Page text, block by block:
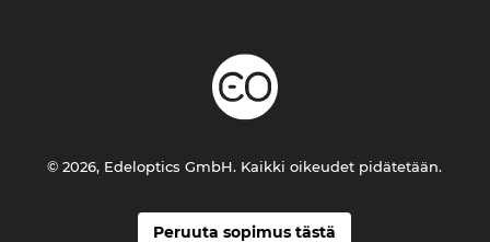
Peruuta sopimus tästä
© 2026, Edeloptics GmbH. Kaikki oikeudet pidätetään.